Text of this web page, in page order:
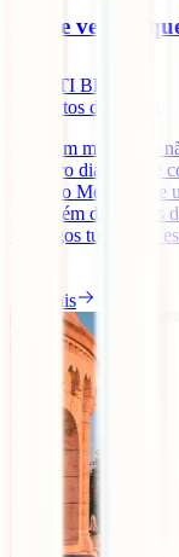
O que ver e o
IATI Blog
minutos de leitura
Seria um milagre se
primeiro dia que lhe
fazer no México que
Para além das praias
catálogos turísticos,
Ler mais